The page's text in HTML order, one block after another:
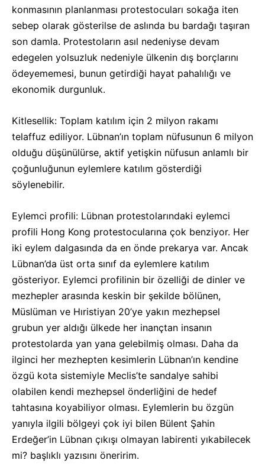
konmasının planlanması protestocuları sokağa iten
sebep olarak gösterilse de aslında bu bardağı taşıran
son damla. Protestoların asıl nedeniyse devam
edegelen yolsuzluk nedeniyle ülkenin dış borçlarını
ödeyememesi, bunun getirdiği hayat pahalılığı ve
ekonomik durgunluk.
Kitlesellik: Toplam katılım için 2 milyon rakamı
telaffuz ediliyor. Lübnan’ın toplam nüfusunun 6 milyon
olduğu düşünülürse, aktif yetişkin nüfusun anlamlı bir
çoğunluğunun eylemlere katılım gösterdiği
söylenebilir.
Eylemci profili: Lübnan protestolarındaki eylemci
profili Hong Kong protestocularına çok benziyor. Her
iki eylem dalgasında da en önde prekarya var. Ancak
Lübnan’da üst orta sınıf da eylemlere katılım
gösteriyor. Eylemci profilinin bir özelliği de dinler ve
mezhepler arasında keskin bir şekilde bölünen,
Müslüman ve Hıristiyan 20’ye yakın mezhepsel
grubun yer aldığı ülkede her inançtan insanın
protestolarda yan yana gelebilmiş olması. Daha da
ilginci her mezhepten kesimlerin Lübnan’ın kendine
özgü kota sistemiyle Meclis’te sandalye sahibi
olabilen kendi mezhepsel önderliğini de hedef
tahtasına koyabiliyor olması. Eylemlerin bu özgün
yanıyla ilgili bölgeyi çok iyi bilen Bülent Şahin
Erdeğer’in Lübnan çıkışı olmayan labirenti yıkabilecek
mi? başlıklı yazısını öneririm.